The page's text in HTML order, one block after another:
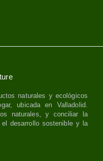
naturales y ecológicos
ubicada en Valladolid.
naturales, y conciliar la
desarrollo sostenible y la